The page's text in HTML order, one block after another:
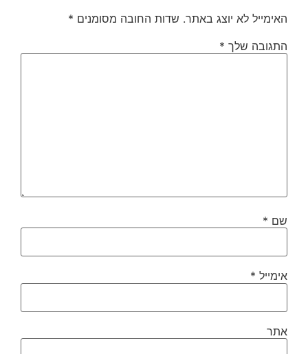
האימייל לא יוצג באתר. שדות החובה מסומנים *
התגובה שלך *
שם *
אימייל *
אתר